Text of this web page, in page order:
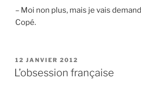
– Moi non plus, mais je vais
Copé.
PUBLIÉ
LE
12 JANVIER 2012
L’obsession française